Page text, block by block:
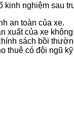
nghiệm sau
an toàn của xe.
xuất của xe
sách bồi
thuê có đội ngũ